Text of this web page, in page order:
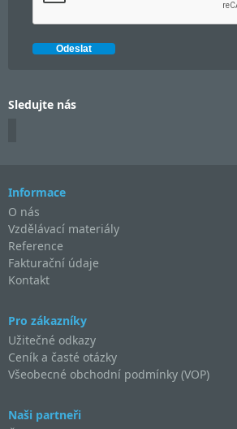
Sledujte nás
Informace
O nás
Vzdělávací materiály
Reference
Fakturační údaje
Kontakt
Pro zákazníky
Užitečné odkazy
Ceník a časté otázky
Všeobecné obchodní podmínky (VOP)
Naši partneři